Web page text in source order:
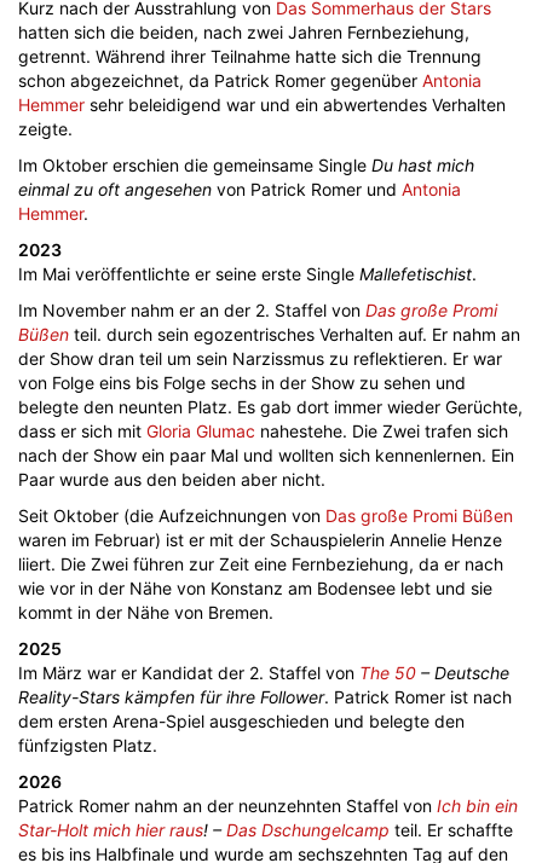
Kurz nach der Ausstrahlung von Das Sommerhaus der Stars
hatten sich die beiden, nach zwei Jahren Fernbeziehung,
getrennt. Während ihrer Teilnahme hatte sich die Trennung
schon abgezeichnet, da Patrick Romer gegenüber Antonia
Hemmer sehr beleidigend war und ein abwertendes Verhalten
zeigte.
Im Oktober erschien die gemeinsame Single Du hast mich
einmal zu oft angesehen von Patrick Romer und Antonia
Hemmer.
2023
Im Mai veröffentlichte er seine erste Single Mallefetischist.
Im November nahm er an der 2. Staffel von Das große Promi
Büßen teil. durch sein egozentrisches Verhalten auf. Er nahm an
der Show dran teil um sein Narzissmus zu reflektieren. Er war
von Folge eins bis Folge sechs in der Show zu sehen und
belegte den neunten Platz. Es gab dort immer wieder Gerüchte,
dass er sich mit Gloria Glumac nahestehe. Die Zwei trafen sich
nach der Show ein paar Mal und wollten sich kennenlernen. Ein
Paar wurde aus den beiden aber nicht.
Seit Oktober (die Aufzeichnungen von Das große Promi Büßen
waren im Februar) ist er mit der Schauspielerin Annelie Henze
liiert. Die Zwei führen zur Zeit eine Fernbeziehung, da er nach
wie vor in der Nähe von Konstanz am Bodensee lebt und sie
kommt in der Nähe von Bremen.
2025
Im März war er Kandidat der 2. Staffel von The 50 – Deutsche
Reality-Stars kämpfen für ihre Follower. Patrick Romer ist nach
dem ersten Arena-Spiel ausgeschieden und belegte den
fünfzigsten Platz.
2026
Patrick Romer nahm an der neunzehnten Staffel von Ich bin ein
Star-Holt mich hier raus! –Das Dschungelcamp teil. Er schaffte
es bis ins Halbfinale und wurde am sechszehnten Tag auf den